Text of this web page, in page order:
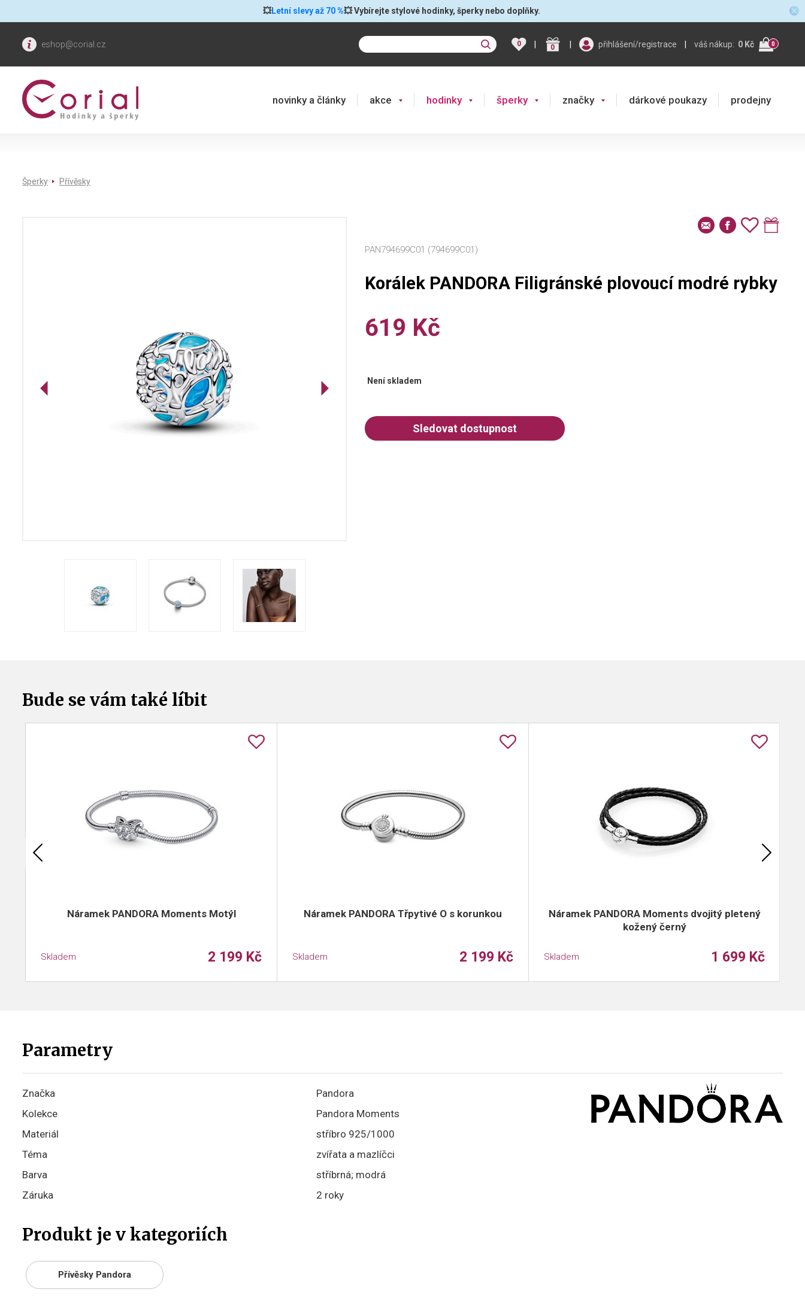
💥Letní slevy až 70 %💥 Vybírejte stylové hodinky, šperky nebo doplňky.
eshop@corial.cz 0 | 0 | přihlášení/registrace | váš nákup: 0 Kč 0
novinky a články akce hodinky šperky značky dárkové poukazy prodejny
Šperky Přívěsky
PAN794699C01 (794699C01)
Korálek PANDORA Filigránské plovoucí modré rybky
619 Kč
Není skladem
Bude se vám také líbit
Náramek PANDORA Moments Motýl
Skladem 2 199 Kč
Náramek PANDORA Třpytivé O s korunkou
Skladem 2 199 Kč
Náramek PANDORA Moments dvojitý pletený
kožený černý
Skladem 1 699 Kč
Parametry
Značka
Pandora
Kolekce
Pandora Moments
Materiál
stříbro 925/1000
Téma
zvířata a mazlíčci
Barva
stříbrná; modrá
Záruka
2 roky
Produkt je v kategoriích
Přívěsky Pandora